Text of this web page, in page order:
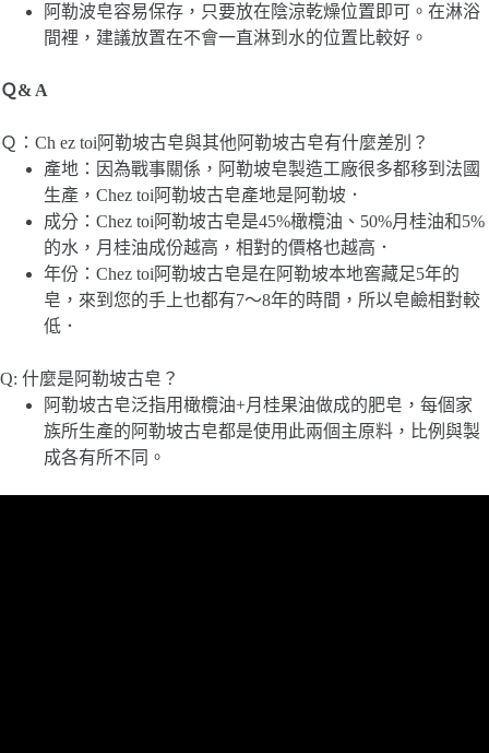
阿勒波皂容易保存，只要放在陰涼乾燥位置即可。在淋浴
間裡，建議放置在不會一直淋到水的位置比較好。
Ｑ& A
Ｑ：Ch ez toi阿勒坡古皂與其他阿勒坡古皂有什麼差別？
產地：因為戰事關係，阿勒坡皂製造工廠很多都移到法國
生產，Chez toi阿勒坡古皂產地是阿勒坡．
成分：Chez toi阿勒坡古皂是45%橄欖油、50%月桂油和5%
的水，月桂油成份越高，相對的價格也越高．
年份：Chez toi阿勒坡古皂是在阿勒坡本地窖藏足5年的
皂，來到您的手上也都有7～8年的時間，所以皂鹼相對較
低．
Q: 什麼是阿勒坡古皂？
阿勒坡古皂泛指用橄欖油+月桂果油做成的肥皂，每個家
族所生產的阿勒坡古皂都是使用此兩個主原料，比例與製
成各有所不同。